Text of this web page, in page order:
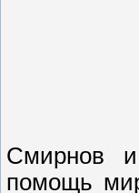
Смирнов и
помощь